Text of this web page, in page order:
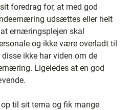
foredrag for, at med god
udsættes eller helt
ernæringsplejen skal
og ikke være overladt til
ikke har viden om de
Ligeledes at en god
til sit tema og fik mange